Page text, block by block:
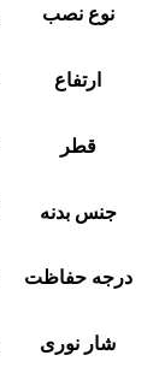
نوع نصب
ارتفاع
قطر
جنس بدنه
درجه حفاظت
شار نوری